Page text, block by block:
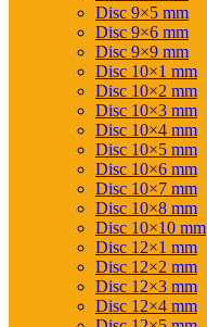
Disc 9×5 mm
Disc 9×6 mm
Disc 9×9 mm
Disc 10×1 mm
Disc 10×2 mm
Disc 10×3 mm
Disc 10×4 mm
Disc 10×5 mm
Disc 10×6 mm
Disc 10×7 mm
Disc 10×8 mm
Disc 10×10 mm
Disc 12×1 mm
Disc 12×2 mm
Disc 12×3 mm
Disc 12×4 mm